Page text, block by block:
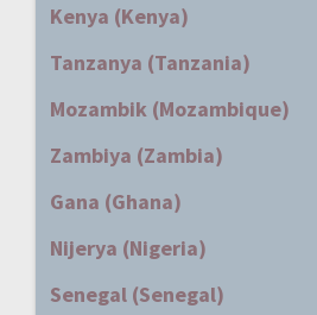
Kenya (Kenya)
Tanzanya (Tanzania)
Mozambik (Mozambique)
Zambiya (Zambia)
Gana (Ghana)
Nijerya (Nigeria)
Senegal (Senegal)